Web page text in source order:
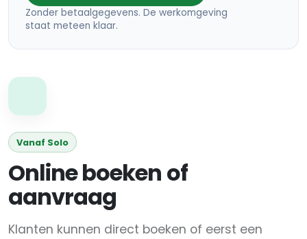
Zonder betaalgegevens. De werkomgeving
staat meteen klaar.
Vanaf Solo
Online boeken of
aanvraag
Klanten kunnen direct boeken of eerst een